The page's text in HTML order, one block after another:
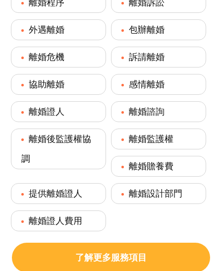
離婚程序 離婚訴訟
外遇離婚 包辦離婚
離婚危機 訴請離婚
協助離婚 感情離婚
離婚證人 離婚諮詢
離婚後監護權協
調
離婚監護權
離婚贍養費
提供離婚證人 離婚設計部門
離婚證人費用
了解更多服務項目